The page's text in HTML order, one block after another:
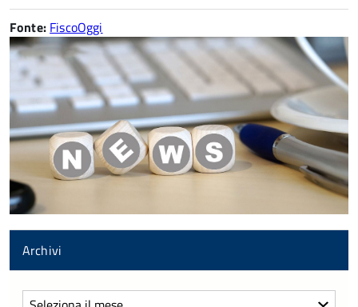
Fonte: FiscoOggi
Archivi
Archivi